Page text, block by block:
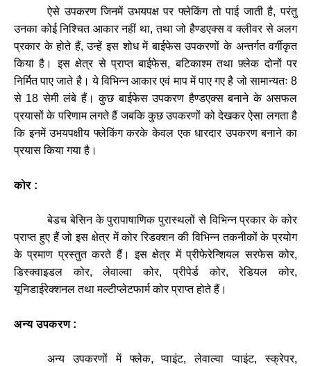
ऐसे उपकरण जिनमें उभयपक्ष पर फ्लेकिंग तो पाई जाती है,परंतु
उनका कोई निश्चित आकार नहीं था,तथा जो हैण्डएक्स व क्लीवर से अलग
प्रकार के होते हैं,उन्हें इस शोध में बाईफेस उपकरणों के अन्तर्गत वर्गीकृत
किया है। इस क्षेत्र से प्राप्त बाईफेस,बटिकाश्म तथा फ़्लेक दोनों पर
निर्मित पाए जाते है। ये विभिन्न आकार एवं माप में पाए गए है जो सामान्यतः 8
से 18 सेमी लंबे हैं। कुछ बाईफेस उपकरण हैण्डएक्स बनाने के असफल
प्रयासों के परिणाम लगते हैं जबकि कुछ उपकरणों को देखकर ऐसा लगता है
कि इनमें उभयपक्षीय फ्लेकिंग करके केवल एक धारदार उपकरण बनाने का
प्रयास किया गया है।
कोर :
बेडच बेसिन के पुरापाषाणिक पुरास्थलों से विभिन्न प्रकार के कोर
प्राप्त हुए हैं जो इस क्षेत्र में कोर रिडक्शन की विभिन्न तकनीकों के प्रयोग
के प्रमाण प्रस्तुत करते हैं। इस क्षेत्र में प्रीफेरेन्शियल सरफेस कोर,
डिस्क्वाइडल
कोर,लेवाल्वा कोर,प्रीपेर्ड कोर,रेडियल कोर,
यूनिडाईरेक्शनल तथा मल्टीप्लेटफार्म कोर प्राप्त होते हैं।
अन्य उपकरण:
अन्य उपकरणों में फ्लेक,प्वाइंट,लेवाल्वा प्वाइंट,स्क्रेपर,